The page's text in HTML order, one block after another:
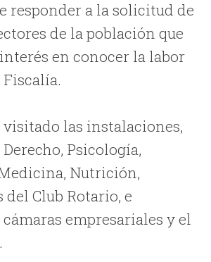
responder a la solicitud de
de la población que
en conocer la labor
visitado las instalaciones,
Psicología,
Nutrición,
Club Rotario, e
empresariales y el